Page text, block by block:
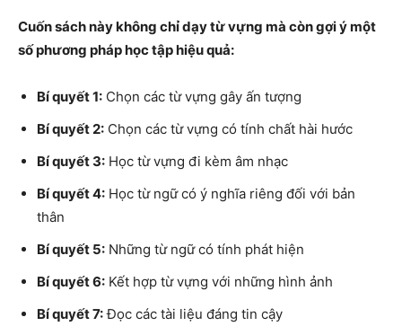
Cuốn sách này không chỉ dạy từ vựng mà còn gợi ý một
số phương pháp học tập hiệu quả:
Bí quyết 1: Chọn các từ vựng gây ấn tượng
Bí quyết 2: Chọn các từ vựng có tính chất hài hước
Bí quyết 3: Học từ vựng đi kèm âm nhạc
Bí quyết 4: Học từ ngữ có ý nghĩa riêng đối với bản
thân
Bí quyết 5: Những từ ngữ có tính phát hiện
Bí quyết 6: Kết hợp từ vựng với những hình ảnh
Bí quyết 7:Đọc các tài liệu đáng tin cậy